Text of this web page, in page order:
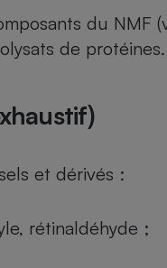
du NMF
de protéines.
et dérivés :
rétinaldéhyde ;
Lave-linge
induction
Téléphone mobile -
Radiateur électrique
Antimoustique